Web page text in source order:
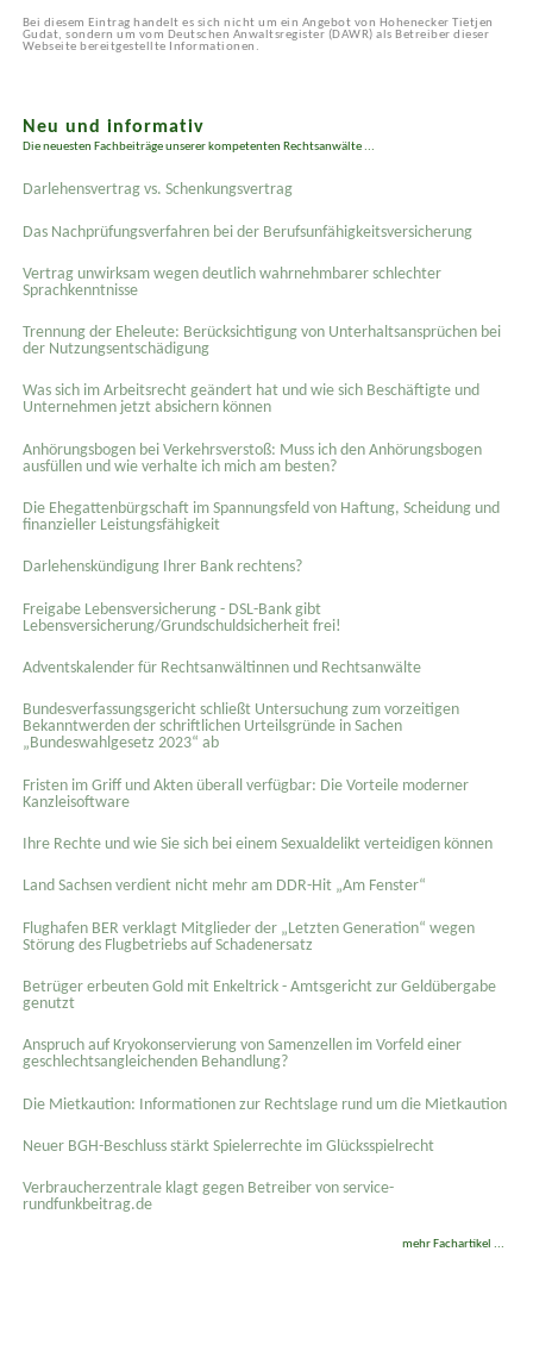
Bei diesem Eintrag handelt es sich nicht um ein Angebot von Hohenecker Tietjen
Gudat, sondern um vom Deutschen Anwaltsregister (DAWR) als Betreiber dieser
Webseite bereitgestellte Informationen.
Neu und informativ
Die neuesten Fachbeiträge unserer kompetenten Rechtsanwälte ...
Darlehensvertrag vs. Schenkungsvertrag
Das Nachprüfungsverfahren bei der Berufsunfähigkeitsversicherung
Vertrag unwirksam wegen deutlich wahrnehmbarer schlechter
Sprachkenntnisse
Trennung der Eheleute: Berücksichtigung von Unterhaltsansprüchen bei
der Nutzungsentschädigung
Was sich im Arbeitsrecht geändert hat und wie sich Beschäftigte und
Unternehmen jetzt absichern können
Anhörungsbogen bei Verkehrsverstoß: Muss ich den Anhörungsbogen
ausfüllen und wie verhalte ich mich am besten?
Die Ehegattenbürgschaft im Spannungsfeld von Haftung, Scheidung und
finanzieller Leistungsfähigkeit
Darlehenskündigung Ihrer Bank rechtens?
Freigabe Lebensversicherung - DSL-Bank gibt
Lebensversicherung/Grundschuldsicherheit frei!
Adventskalender für Rechtsanwältinnen und Rechtsanwälte
Bundesverfassungsgericht schließt Untersuchung zum vorzeitigen
Bekanntwerden der schriftlichen Urteilsgründe in Sachen
„Bundeswahlgesetz 2023“ ab
Fristen im Griff und Akten überall verfügbar: Die Vorteile moderner
Kanzleisoftware
Ihre Rechte und wie Sie sich bei einem Sexual­delikt verteidigen können
Land Sachsen verdient nicht mehr am DDR-Hit „Am Fenster“
Flughafen BER verklagt Mitglieder der „Letzten Generation“ wegen
Störung des Flugbetriebs auf Schadenersatz
Betrüger erbeuten Gold mit Enkeltrick - Amtsgericht zur Geldübergabe
genutzt
Anspruch auf Kryokonservierung von Samenzellen im Vorfeld einer
geschlechtsangleichenden Behandlung?
Die Mietkaution: Informationen zur Rechtslage rund um die Mietkaution
Neuer BGH-Beschluss stärkt Spielerrechte im Glücksspielrecht
Verbraucherzentrale klagt gegen Betreiber von service-
rundfunkbeitrag.de
mehr Fachartikel ...